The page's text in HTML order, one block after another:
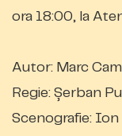
ora 18:00, la
Autor: Marc
Regie: Șerban
Scenografie: